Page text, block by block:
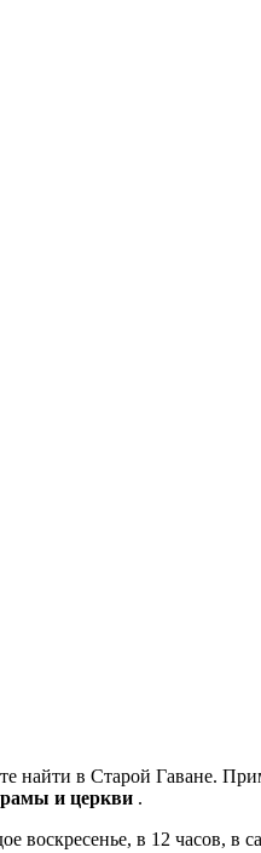
найти в Старой Гаване.
и церкви .
в 12 часов, в